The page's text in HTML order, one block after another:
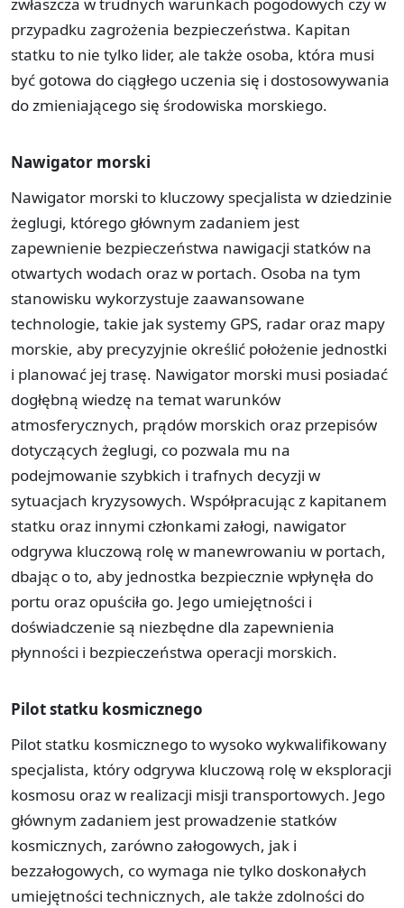
przypadku zagrożenia bezpieczeństwa. Kapitan
statku to nie tylko lider, ale także osoba, która musi
być gotowa do ciągłego uczenia się i dostosowywania
do zmieniającego się środowiska morskiego.
Nawigator morski
Nawigator morski to kluczowy specjalista w dziedzinie
żeglugi, którego głównym zadaniem jest
zapewnienie bezpieczeństwa nawigacji statków na
otwartych wodach oraz w portach. Osoba na tym
stanowisku wykorzystuje zaawansowane
technologie, takie jak systemy GPS, radar oraz mapy
morskie, aby precyzyjnie określić położenie jednostki
i planować jej trasę. Nawigator morski musi posiadać
dogłębną wiedzę na temat warunków
atmosferycznych, prądów morskich oraz przepisów
dotyczących żeglugi, co pozwala mu na
podejmowanie szybkich i trafnych decyzji w
sytuacjach kryzysowych. Współpracując z kapitanem
statku oraz innymi członkami załogi, nawigator
odgrywa kluczową rolę w manewrowaniu w portach,
dbając o to, aby jednostka bezpiecznie wpłynęła do
portu oraz opuściła go. Jego umiejętności i
doświadczenie są niezbędne dla zapewnienia
płynności i bezpieczeństwa operacji morskich.
Pilot statku kosmicznego
Pilot statku kosmicznego to wysoko wykwalifikowany
specjalista, który odgrywa kluczową rolę w eksploracji
kosmosu oraz w realizacji misji transportowych. Jego
głównym zadaniem jest prowadzenie statków
kosmicznych, zarówno załogowych, jak i
bezzałogowych, co wymaga nie tylko doskonałych
umiejętności technicznych, ale także zdolności do